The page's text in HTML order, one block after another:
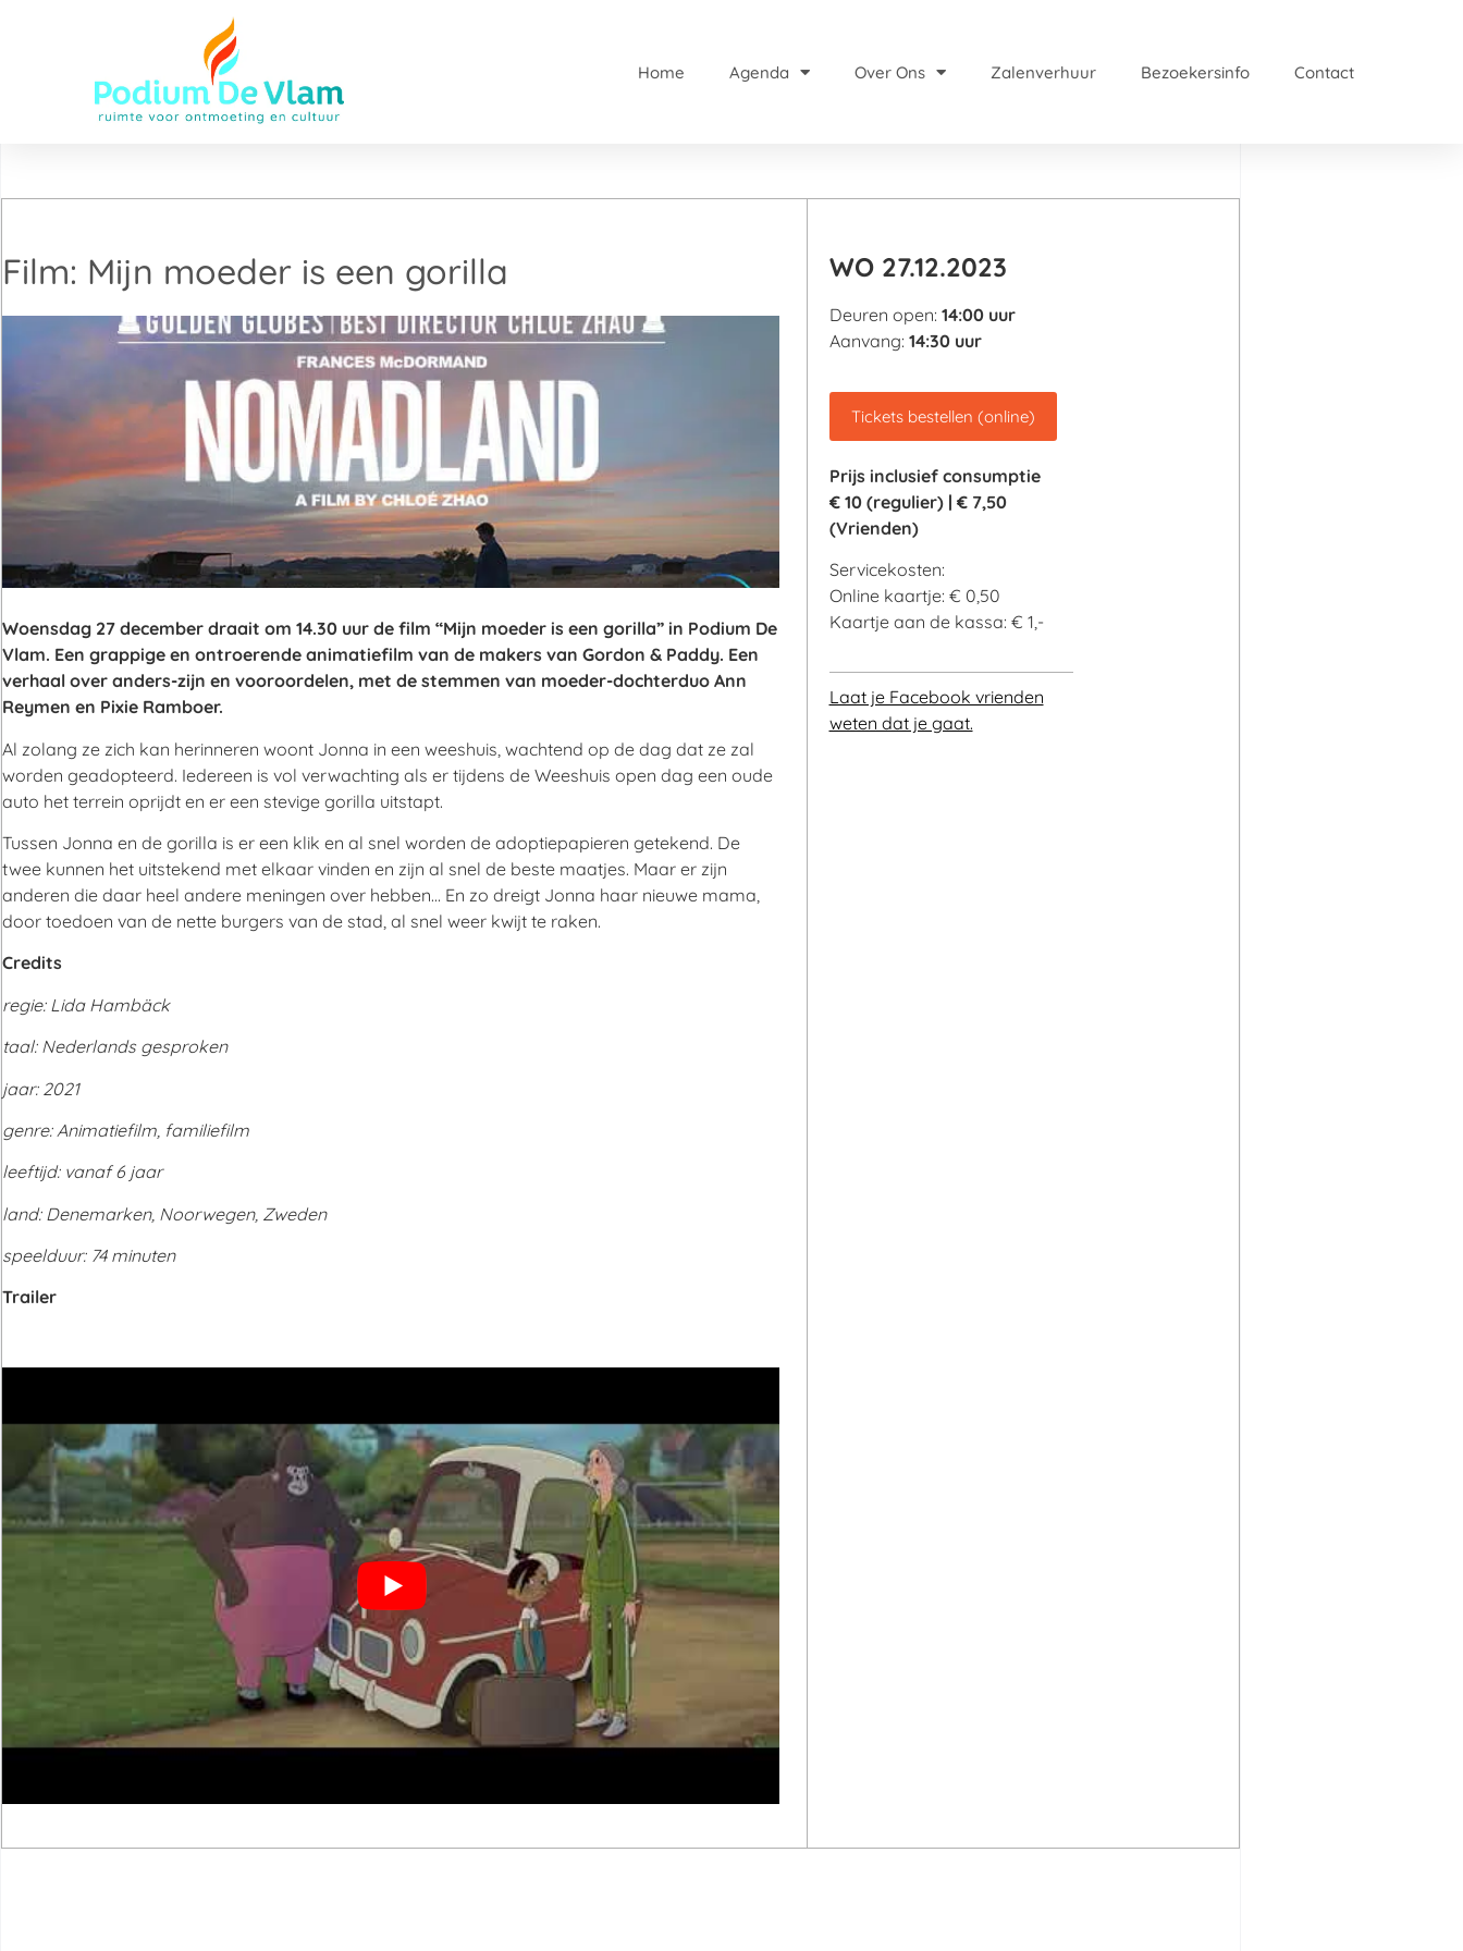
Home Agenda Over Ons Zalenverhuur Bezoekersinfo Contact
Film: Mijn moeder is een gorilla
Woensdag 27 december draait om 14.30 uur de film “Mijn moeder is een gorilla” in Podium De
Vlam. Een grappige en ontroerende animatiefilm van de makers van Gordon & Paddy. Een
verhaal over anders-zijn en vooroordelen, met de stemmen van moeder-dochterduo Ann
Reymen en Pixie Ramboer.
Al zolang ze zich kan herinneren woont Jonna in een weeshuis, wachtend op de dag dat ze zal
worden geadopteerd. Iedereen is vol verwachting als er tijdens de Weeshuis open dag een oude
auto het terrein oprijdt en er een stevige gorilla uitstapt.
Tussen Jonna en de gorilla is er een klik en al snel worden de adoptiepapieren getekend. De
twee kunnen het uitstekend met elkaar vinden en zijn al snel de beste maatjes. Maar er zijn
anderen die daar heel andere meningen over hebben… En zo dreigt Jonna haar nieuwe mama,
door toedoen van de nette burgers van de stad, al snel weer kwijt te raken.
Credits
regie: Lida Hambäck
taal: Nederlands gesproken
jaar: 2021
genre: Animatiefilm, familiefilm
leeftijd: vanaf 6 jaar
land: Denemarken, Noorwegen, Zweden
speelduur: 74 minuten
Trailer
WO 27.12.2023
Deuren open: 14:00 uur
Aanvang: 14:30 uur
Tickets bestellen (online)
Prijs inclusief consumptie
€ 10 (regulier) | € 7,50
(Vrienden)
Servicekosten:
Online kaartje: € 0,50
Kaartje aan de kassa: € 1,-
Laat je Facebook vrienden
weten dat je gaat.